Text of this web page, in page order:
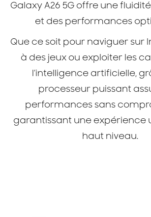
Galaxy A26 5G offre une
et des performances
Que ce soit pour naviguer sur
à des jeux ou exploiter les
l’intelligence artificielle,
processeur puissant
performances sans
garantissant une expérience
haut niveau.